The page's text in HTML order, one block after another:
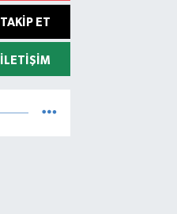
TAKIP ET
İLETIŞIM